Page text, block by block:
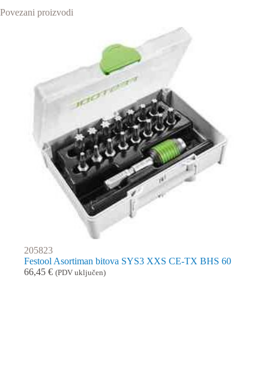
Povezani proizvodi
205823
Festool Asortiman bitova SYS3 XXS CE-TX BHS 60
66,45 € (PDV uključen)